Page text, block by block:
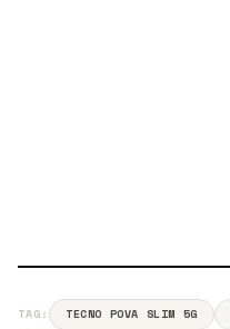
TAG: TECNO POVA SLIM 5G